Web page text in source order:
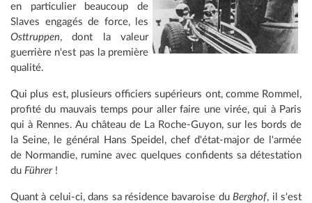
en particulier beaucoup de
Slaves engagés de force, les
Osttruppen, dont la valeur
guerrière n'est pas la première
qualité.
Qui plus est, plusieurs officiers supérieurs ont, comme Rommel,
profité du mauvais temps pour aller faire une virée, qui à Paris
qui à Rennes. Au château de La Roche-Guyon, sur les bords de
la Seine, le général Hans Speidel, chef d'état-major de l'armée
de Normandie, rumine avec quelques confidents sa détestation
du Führer!
Quant à celui-ci, dans sa résidence bavaroise du Berghof, il s'est